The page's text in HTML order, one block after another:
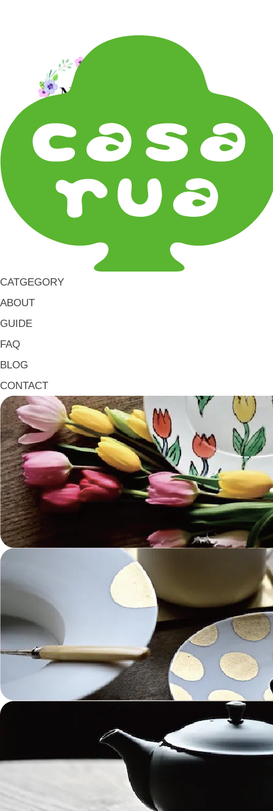
CATGEGORY
ABOUT
GUIDE
FAQ
BLOG
CONTACT